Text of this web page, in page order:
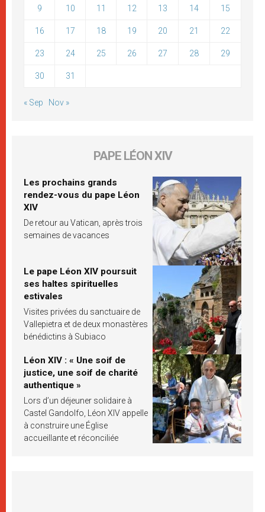
9 10 11 12 13 14 15
16 17 18 19 20 21 22
23 24 25 26 27 28 29
30 31
« Sep Nov »
PAPE LÉON XIV
Les prochains grands
rendez-vous du pape Léon
XIV
De retour au Vatican, après trois
semaines de vacances
Le pape Léon XIV poursuit
ses haltes spirituelles
estivales
Visites privées du sanctuaire de
Vallepietra et de deux monastères
bénédictins à Subiaco
Léon XIV : « Une soif de
justice, une soif de charité
authentique »
Lors d’un déjeuner solidaire à
Castel Gandolfo, Léon XIV appelle
à construire une Église
accueillante et réconciliée